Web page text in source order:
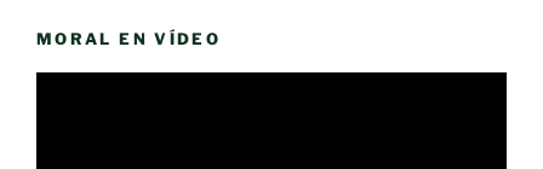
MORAL EN VÍDEO